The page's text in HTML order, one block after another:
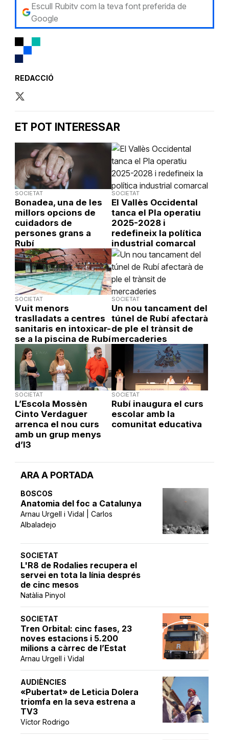
ARA A PORTADA
BOSCOS
Anatomia del foc a Catalunya
Arnau Urgell i Vidal | Carlos
Albaladejo
SOCIETAT
L'R8 de Rodalies recupera el
servei en tota la línia després
de cinc mesos
Natàlia Pinyol
SOCIETAT
Tren Orbital: cinc fases, 23
noves estacions i 5.200
milions a càrrec de l’Estat
Arnau Urgell i Vidal
AUDIÈNCIES
«Pubertat» de Leticia Dolera
triomfa en la seva estrena a
TV3
Víctor Rodrigo
Escull Rubitv com la teva font preferida de
Google
REDACCIÓ
ET POT INTERESSAR
SOCIETAT
Bonadea, una de les
millors opcions de
cuidadors de
persones grans a
Rubí
SOCIETAT
El Vallès Occidental
tanca el Pla operatiu
2025-2028 i
redefineix la política
industrial comarcal
SOCIETAT
Vuit menors
traslladats a centres
sanitaris en intoxicar-
se a la piscina de Rubí
SOCIETAT
Un nou tancament del
túnel de Rubí afectarà
de ple el trànsit de
mercaderies
SOCIETAT
L’Escola Mossèn
Cinto Verdaguer
arrenca el nou curs
amb un grup menys
d’I3
SOCIETAT
Rubí inaugura el curs
escolar amb la
comunitat educativa